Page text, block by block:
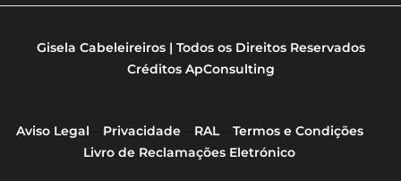
Gisela Cabeleireiros | Todos os Direitos Reservados
Créditos ApConsulting
Aviso Legal Privacidade– RAL– Termos e Condições
Livro de Reclamações Eletrónico